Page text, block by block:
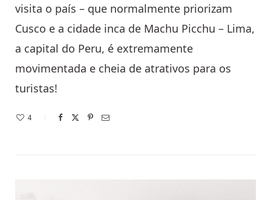
visita o país – que normalmente priorizam
Cusco e a cidade inca de Machu Picchu – Lima,
a capital do Peru, é extremamente
movimentada e cheia de atrativos para os
turistas!
4